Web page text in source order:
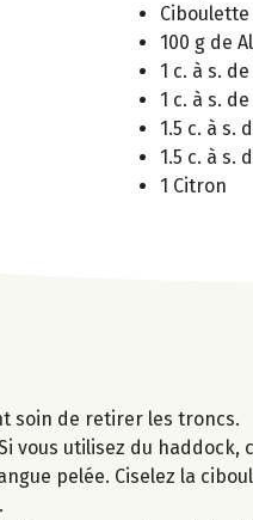
Ciboulette
100 g de
1 c. à s.
1 c. à s.
1.5 c. à s.
1.5 c. à s.
1 Citron
soin de retirer les troncs.
vous utilisez du haddock,
pelée. Ciselez la